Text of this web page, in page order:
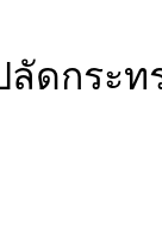
ดกระท